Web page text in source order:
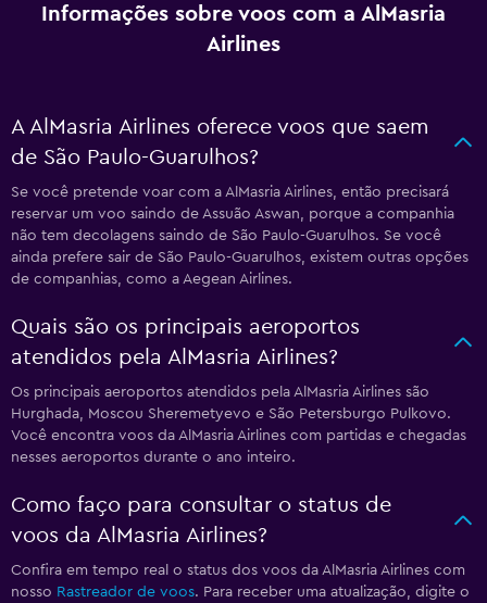
Informações sobre voos com a AlMasria
Airlines
A AlMasria Airlines oferece voos que saem
de São Paulo-Guarulhos?
Se você pretende voar com a AlMasria Airlines, então precisará
reservar um voo saindo de Assuão Aswan, porque a companhia
não tem decolagens saindo de São Paulo-Guarulhos. Se você
ainda prefere sair de São Paulo-Guarulhos, existem outras opções
de companhias, como a Aegean Airlines.
Quais são os principais aeroportos
atendidos pela AlMasria Airlines?
Os principais aeroportos atendidos pela AlMasria Airlines são
Hurghada, Moscou Sheremetyevo e São Petersburgo Pulkovo.
Você encontra voos da AlMasria Airlines com partidas e chegadas
nesses aeroportos durante o ano inteiro.
Como faço para consultar o status de
voos da AlMasria Airlines?
Confira em tempo real o status dos voos da AlMasria Airlines com
nosso Rastreador de voos. Para receber uma atualização, digite o